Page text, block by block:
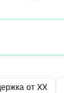
от XX